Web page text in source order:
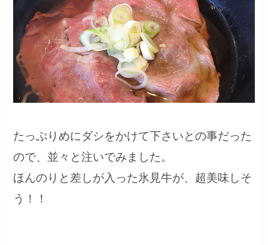
たっぷりめにダシをかけて下さいとの事だった
ので、並々と注いでみました。
ほんのりと差しが入った氷見牛が、超美味しそ
う！！